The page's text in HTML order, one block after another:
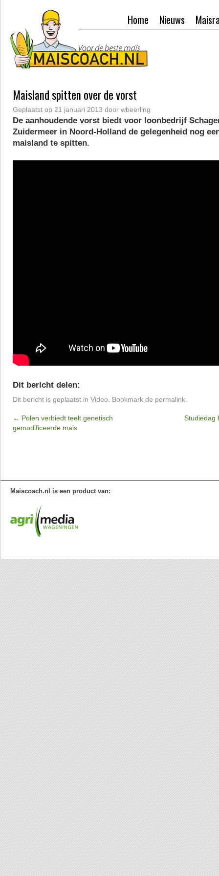
Nieuws
Home
Maisland spitten over de vorst
Geplaatst op 21 januari 2013 door wbeerling
De aanhoudende vorst biedt voor loonbedrijf
Zuidermeer in Noord-Holland de gelegenheid nog
maisland te spitten.
Dit bericht delen:
Dit bericht is geplaatst in Video . Bookmark de permalink
← Polen verbiedt teelt genetisch
gemodificeerde mais
Studiedag
Maiscoach.nl is een product van: